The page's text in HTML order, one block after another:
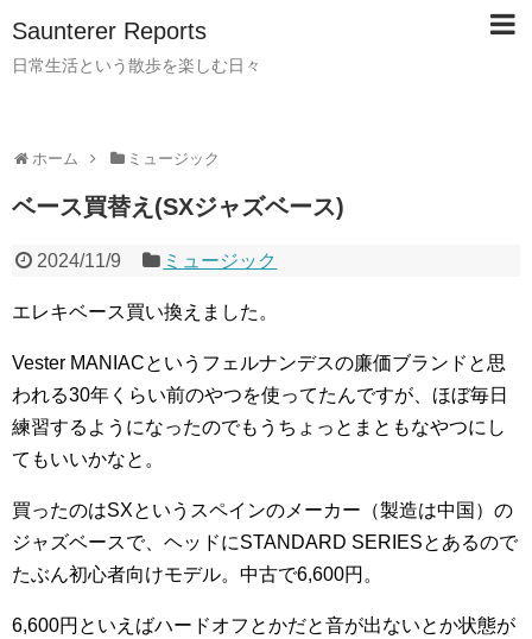
Saunterer Reports
日常生活という散歩を楽しむ日々
ホーム ミュージック
ベース買替え(SXジャズベース)
2024/11/9 ミュージック
エレキベース買い換えました。
Vester MANIACというフェルナンデスの廉価ブランドと思
われる30年くらい前のやつを使ってたんですが、ほぼ毎日
練習するようになったのでもうちょっとまともなやつにし
てもいいかなと。
買ったのはSXというスペインのメーカー（製造は中国）の
ジャズベースで、ヘッドにSTANDARD SERIESとあるので
たぶん初心者向けモデル。中古で6,600円。
6,600円といえばハードオフとかだと音が出ないとか状態が